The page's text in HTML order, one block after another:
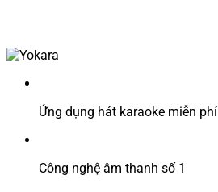
Ứng dụng hát karaoke miễn phí
Công nghệ âm thanh số 1